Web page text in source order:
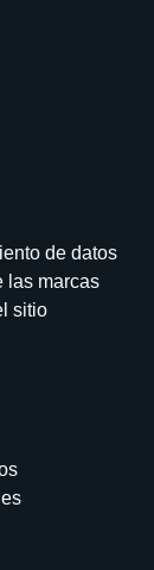
de datos
las marcas
sitio